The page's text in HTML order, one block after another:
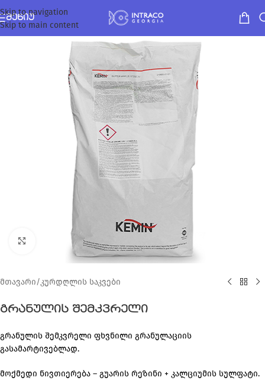
Skip to navigation
Skip to main content
ᲛᲔᲜᲘᲣ
Click to enlarge
მთავარი/კურდღლის საკვები
გრანულის შემკვრელი
გრანულის შემკვრელი ფხვნილი გრანულაციის
გასამარტივებლად.
მოქმედი ნივთიერება – გუარის რეზინი + კალციუმის სულფატი.